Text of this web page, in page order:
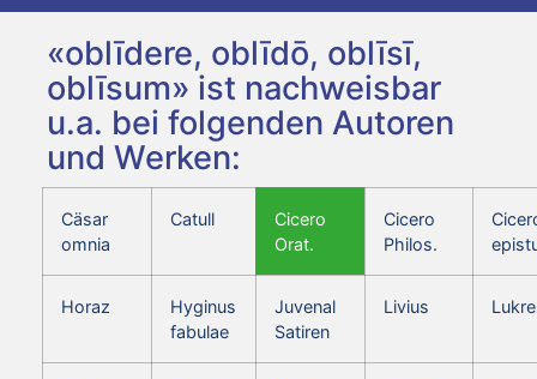
«oblīdere, oblīdō, oblīsī,
oblīsum» ist nachweisbar
u.a. bei folgenden Autoren
und Werken:
Cäsar
omnia
Catull
Cicero
Orat.
Cicero
Philos.
Horaz
Hyginus
fabulae
Juvenal
Satiren
Livius